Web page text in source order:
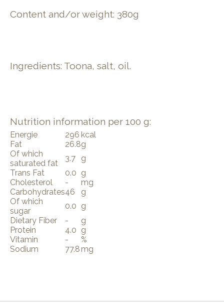
Content and/or weight: 380g
Ingredients: Toona, salt, oil.
Nutrition information per 100 g:
Energie 296 kcal
Fat
26.8g
Of which
saturated fat
3.7
g
Trans Fat
0.0 g
Cholesterol
-
mg
Carbohydrates46
g
Of which
sugar
0.0 g
Dietary Fiber
-
g
Protein
4.0 g
Vitamin
-
%
Sodium
77.8 mg